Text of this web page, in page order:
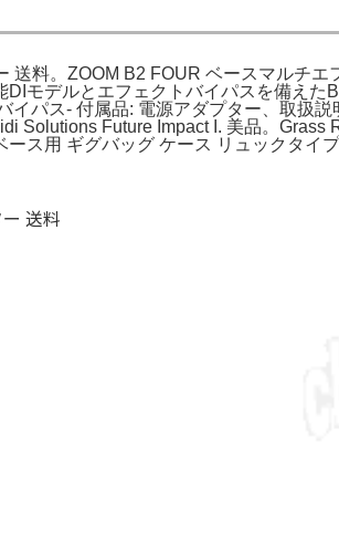
料。ZOOM B2 FOUR ベースマルチ
モデルとエフェクトバイパスを備え
パス- 付属品: 電源アダプター、取扱
Solutions Future Impact I. 美品。
ス用 ギグバッグ ケース リュックタイプ